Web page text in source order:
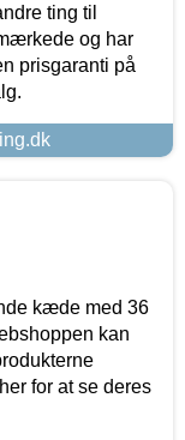
ting til
og har
prisgaranti på
kæde med 36
kan
for at se deres